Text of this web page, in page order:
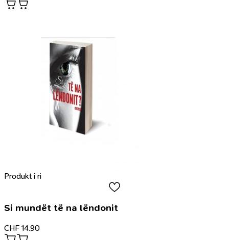
Produkt i ri
Si mundët të na lëndonit
CHF 14.90